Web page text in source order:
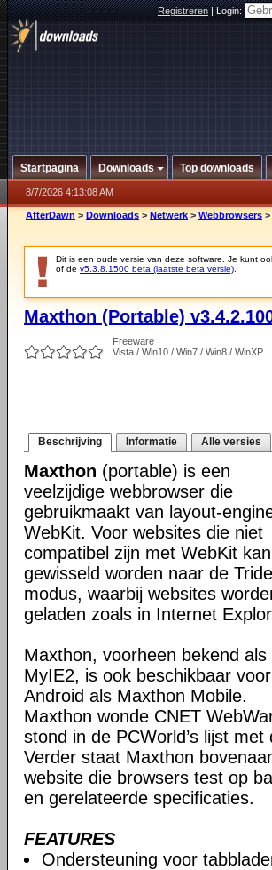
Registreren|Login:
Startpagina Downloads Top downloads
8/7/2026 4:13:08 AM
AfterDawn > Downloads > Netwerk > Webbrowsers >
Dit is een oude versie van deze software. Je kunt
of de v5.3.8.1500 beta (laatste beta versie)
Maxthon (Portable)
Freeware
Vista / Win10 / Win7 / Win8 / WinXP
Beschrijving Informatie Alle versies
Maxthon (portable) is een
veelzijdige webbrowser die
gebruikmaakt van layout-
WebKit. Voor websites die niet
compatibel zijn met WebKit
gewisseld worden naar de
modus, waarbij websites
geladen zoals in Internet
Maxthon, voorheen bekend als
MyIE2, is ook beschikbaar voor
Android als Maxthon Mobile.
Maxthon wonde CNET
stond in de PCWorld’s lijst
Verder staat Maxthon
website die browsers test op
en gerelateerde specificaties.
FEATURES
Ondersteuning voor